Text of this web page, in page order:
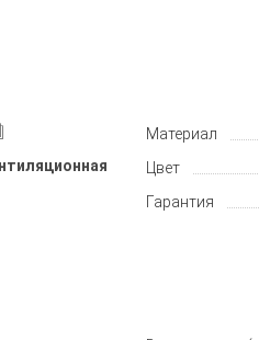
Материал
Цвет
Гарантия